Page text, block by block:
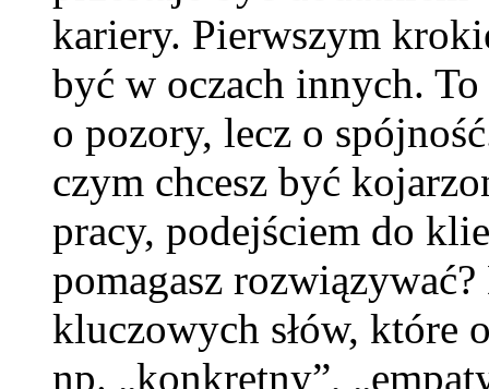
kariery. Pierwszym
być w oczach innych.
o pozory, lecz o
czym chcesz być
pracy, podejściem do
pomagasz
kluczowych słów, które
np. „konkretny”,